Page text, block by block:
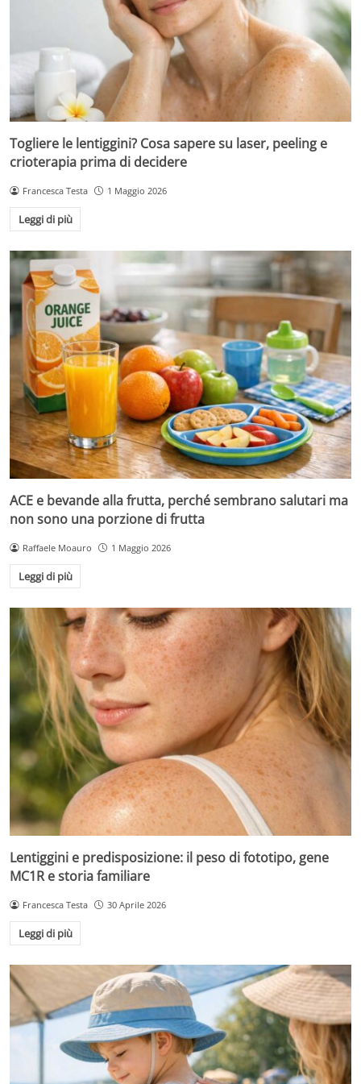
Togliere le lentiggini? Cosa sapere su laser, peeling e
crioterapia prima di decidere
Francesca Testa 1 Maggio 2026
Leggi di più
ACE e bevande alla frutta, perché sembrano salutari ma
non sono una porzione di frutta
Raffaele Moauro 1 Maggio 2026
Leggi di più
Lentiggini e predisposizione: il peso di fototipo, gene
MC1R e storia familiare
Francesca Testa 30 Aprile 2026
Leggi di più